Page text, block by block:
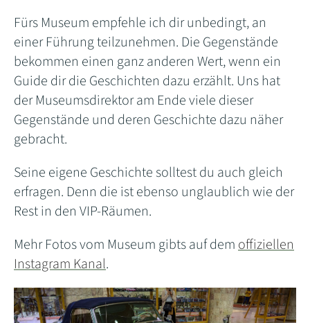
Fürs Museum empfehle ich dir unbedingt, an
einer Führung teilzunehmen. Die Gegenstände
bekommen einen ganz anderen Wert, wenn ein
Guide dir die Geschichten dazu erzählt. Uns hat
der Museumsdirektor am Ende viele dieser
Gegenstände und deren Geschichte dazu näher
gebracht.
Seine eigene Geschichte solltest du auch gleich
erfragen. Denn die ist ebenso unglaublich wie der
Rest in den VIP-Räumen.
Mehr Fotos vom Museum gibts auf demoffiziellen
Instagram Kanal.